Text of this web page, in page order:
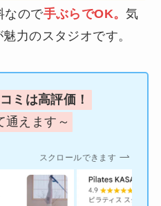
なので手ぶらでOK。気
力のスタジオです。
ミは高評価！
通えます～
スクロールできます